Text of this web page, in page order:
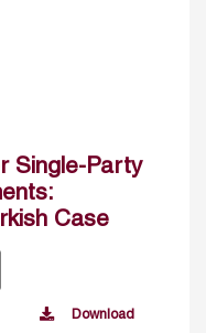
Single-Party
Case
Download